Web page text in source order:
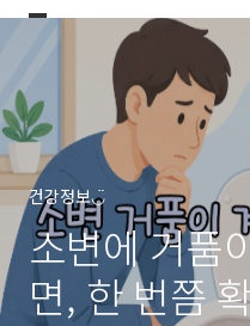
건강정보◡̈
소변에 거품
면, 한 번쯤